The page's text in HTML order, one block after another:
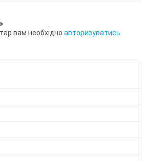
вам необхідно авторизуватись